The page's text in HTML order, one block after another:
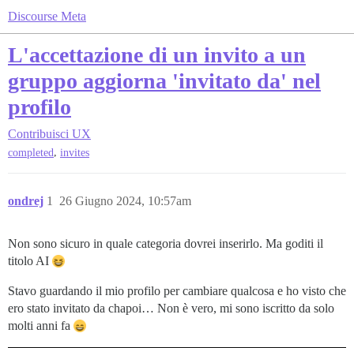
Discourse Meta
L'accettazione di un invito a un
gruppo aggiorna 'invitato da' nel
profilo
Contribuisci UX
completed, invites
ondrej 26 Giugno 2024, 10:57am
1
Non sono sicuro in quale categoria dovrei inserirlo. Ma goditi il
titolo AI
Stavo guardando il mio profilo per cambiare qualcosa e ho visto che
ero stato invitato da chapoi… Non è vero, mi sono iscritto da solo
molti anni fa